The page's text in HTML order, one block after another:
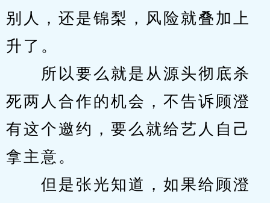
别人，还是锦梨，风险就叠加上
升了。
所以要么就是从源头彻底杀
死两人合作的机会，不告诉顾澄
有这个邀约，要么就给艺人自己
拿主意。
但是张光知道，如果给顾澄